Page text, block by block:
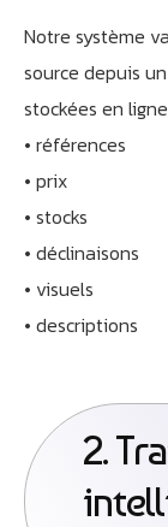
Notre système
source depuis
stockées en
• références
• prix
• stocks
• déclinaisons
• visuels
• descriptions
2.